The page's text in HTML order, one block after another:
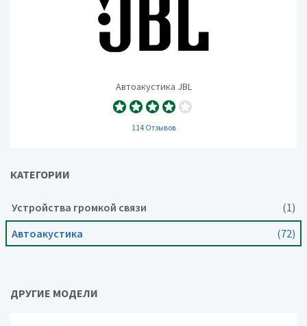
Автоакустика JBL
114 Отзывов
КАТЕГОРИИ
Устройства громкой связи
(1)
Автоакустика
(72)
ДРУГИЕ МОДЕЛИ